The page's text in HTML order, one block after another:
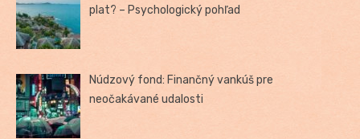
plat? – Psychologický pohľad
Núdzový fond: Finančný vankúš pre
neočakávané udalosti